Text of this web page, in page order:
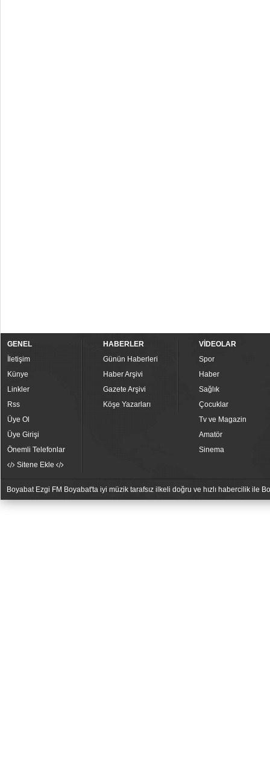
GENEL
İletişim
Künye
Linkler
Rss
Üye Ol
Üye Girişi
Önemli Telefonlar
Sitene Ekle
HABERLER
Günün Haberleri
Haber Arşivi
Gazete Arşivi
Köşe Yazarları
VİDEOLAR
Spor
Haber
Sağlık
Çocuklar
Tv ve Magazin
Amatör
Sinema
Boyabat Ezgi FM Boyabat'ta iyi müzik tarafsız ilkeli doğru ve hızlı habercilik ile